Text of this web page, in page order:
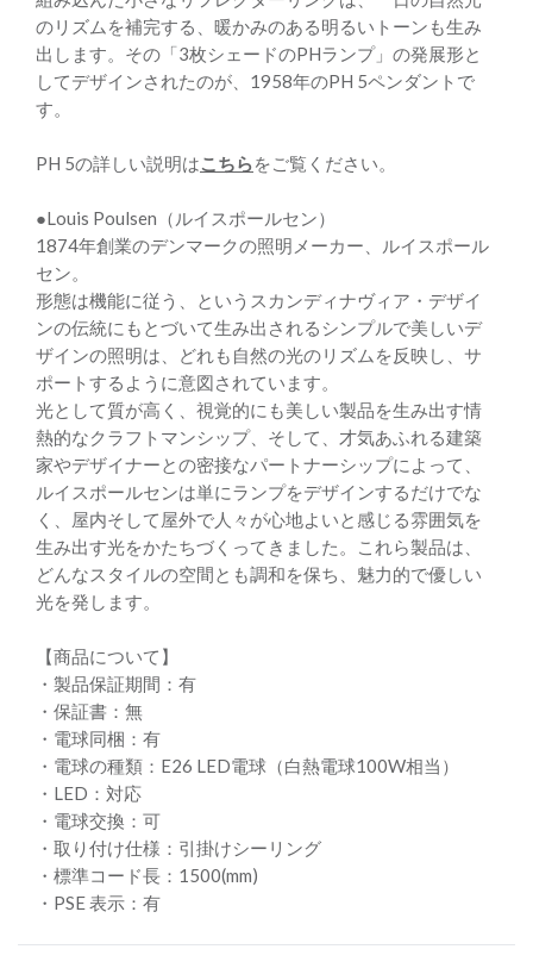
のリズムを補完する、暖かみのある明るいトーンも生み
出します。その「3枚シェードのPHランプ」の発展形と
してデザインされたのが、1958年のPH 5ペンダントで
す。
PH 5の詳しい説明はこちらをご覧ください。
●Louis Poulsen（ルイスポールセン）
1874年創業のデンマークの照明メーカー、ルイスポール
セン。
形態は機能に従う、というスカンディナヴィア・デザイ
ンの伝統にもとづいて生み出されるシンプルで美しいデ
ザインの照明は、どれも自然の光のリズムを反映し、サ
ポートするように意図されています。
光として質が高く、視覚的にも美しい製品を生み出す情
熱的なクラフトマンシップ、そして、才気あふれる建築
家やデザイナーとの密接なパートナーシップによって、
ルイスポールセンは単にランプをデザインするだけでな
く、屋内そして屋外で人々が心地よいと感じる雰囲気を
生み出す光をかたちづくってきました。これら製品は、
どんなスタイルの空間とも調和を保ち、魅力的で優しい
光を発します。
【商品について】
・製品保証期間：有
・保証書：無
・電球同梱：有
・電球の種類：E26 LED電球（白熱電球100W相当）
・LED：対応
・電球交換：可
・取り付け仕様：引掛けシーリング
・標準コード長：1500(mm)
・PSE 表示：有